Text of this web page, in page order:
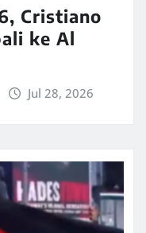
Cristiano
ke Al
Jul 28, 2026